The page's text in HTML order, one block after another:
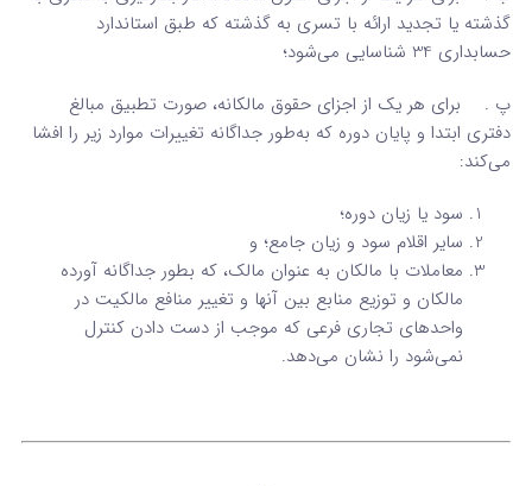
گذشته یا تجدید ارائه با تسری به گذشته که طبق استاندارد
حسابداری 34 شناسایی می‌شود؛
پ . برای هر یک از اجزای حقوق مالکانه، صورت تطبیق مبالغ
دفتری ابتدا و پایان دوره که به‌طور جداگانه تغییرات موارد زیر را افشا
می‌کند:
سود یا زیان دوره؛
سایر اقلام سود و زیان جامع؛ و
معاملات با مالکان به عنوان مالک، که بطور جداگانه آورده
مالکان و توزیع منابع بین آنها و تغییر منافع مالکیت در
واحدهای تجاری فرعی که موجب از دست دادن کنترل
نمی‌شود را نشان می‌دهد.